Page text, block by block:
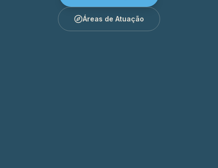
Áreas de Atuação